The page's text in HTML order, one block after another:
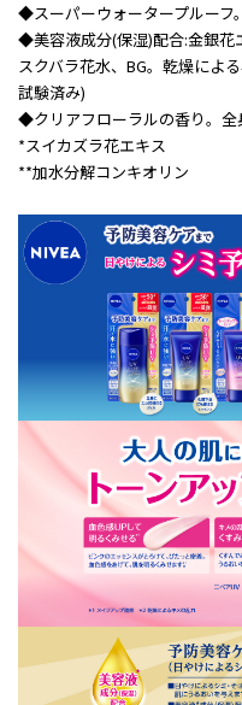
◆スーパーウォータープルーフ
◆美容液成分(保湿)配合:金銀花
スクバラ花水、BG。乾燥に
試験済み)
◆クリアフローラルの香り。全
*スイカズラ花エキス
**加水分解コンキオリン